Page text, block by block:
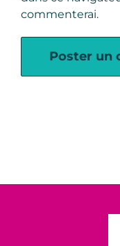
commenterai.